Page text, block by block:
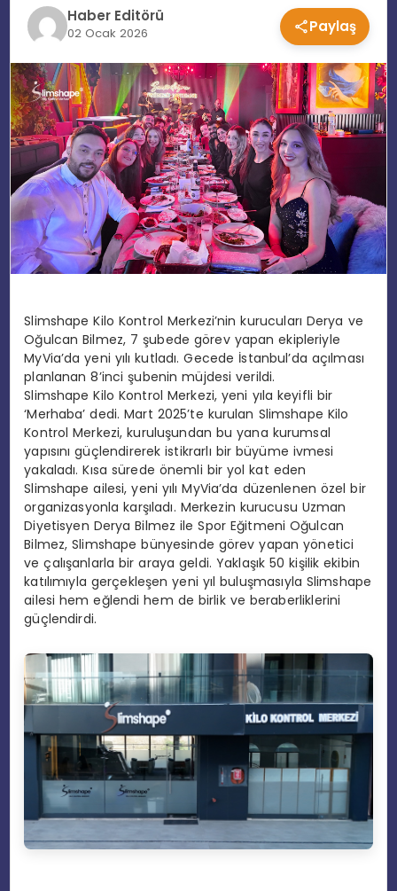
EĞITIM
MAGAZIN
SPOR
YAŞAM
Haber Editörü
02 Ocak 2026 Paylaş
Slimshape Kilo Kontrol Merkezi’nin kurucuları Derya ve
Oğulcan Bilmez, 7 şubede görev yapan ekipleriyle
MyVia’da yeni yılı kutladı. Gecede İstanbul’da açılması
planlanan 8’inci şubenin müjdesi verildi.
Slimshape Kilo Kontrol Merkezi, yeni yıla keyifli bir
‘Merhaba’ dedi. Mart 2025’te kurulan Slimshape Kilo
Kontrol Merkezi, kuruluşundan bu yana kurumsal
yapısını güçlendirerek istikrarlı bir büyüme ivmesi
yakaladı. Kısa sürede önemli bir yol kat eden
Slimshape ailesi, yeni yılı MyVia’da düzenlenen özel bir
organizasyonla karşıladı. Merkezin kurucusu Uzman
Diyetisyen Derya Bilmez ile Spor Eğitmeni Oğulcan
Bilmez, Slimshape bünyesinde görev yapan yönetici
ve çalışanlarla bir araya geldi. Yaklaşık 50 kişilik ekibin
katılımıyla gerçekleşen yeni yıl buluşmasıyla Slimshape
ailesi hem eğlendi hem de birlik ve beraberliklerini
güçlendirdi.